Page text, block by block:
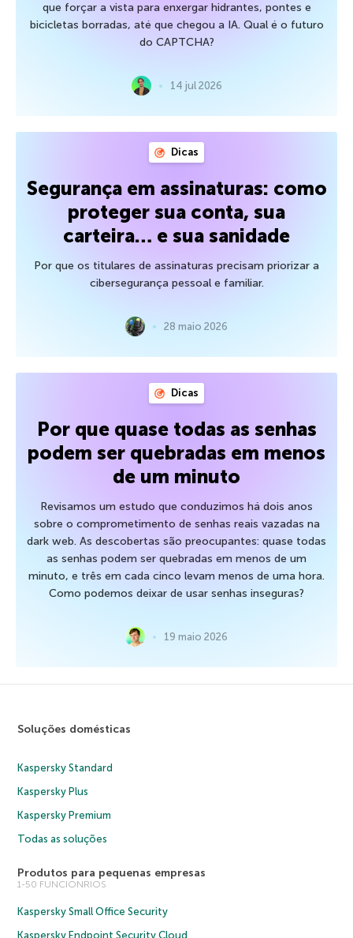
que forçar a vista para enxergar hidrantes, pontes e
bicicletas borradas, até que chegou a IA. Qual é o futuro
do CAPTCHA?
14 jul 2026
Dicas
Segurança em assinaturas: como
proteger sua conta, sua
carteira… e sua sanidade
Por que os titulares de assinaturas precisam priorizar a
cibersegurança pessoal e familiar.
28 maio 2026
Dicas
Por que quase todas as senhas
podem ser quebradas em menos
de um minuto
Revisamos um estudo que conduzimos há dois anos
sobre o comprometimento de senhas reais vazadas na
dark web. As descobertas são preocupantes: quase todas
as senhas podem ser quebradas em menos de um
minuto, e três em cada cinco levam menos de uma hora.
Como podemos deixar de usar senhas inseguras?
19 maio 2026
Soluções domésticas
Kaspersky Standard
Kaspersky Plus
Kaspersky Premium
Todas as soluções
Produtos para pequenas empresas
1-50 FUNCIONRIOS
Kaspersky Small Office Security
Kaspersky Endpoint Security Cloud